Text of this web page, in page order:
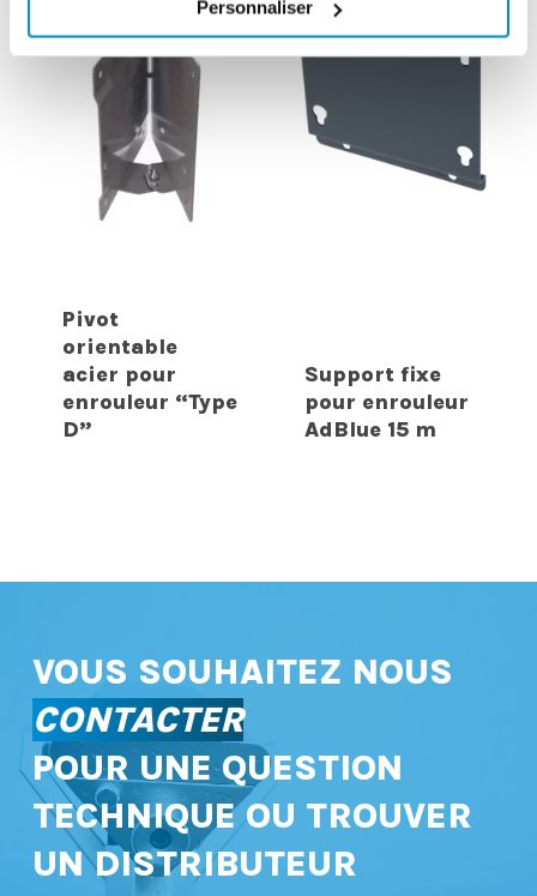
Personnaliser
Pivot
orientable
acier pour
enrouleur “Type
D”
Support fixe
pour enrouleur
AdBlue 15 m
VOUS SOUHAITEZ NOUS
CONTACTER
POUR UNE QUESTION
TECHNIQUE OU TROUVER
UN DISTRIBUTEUR